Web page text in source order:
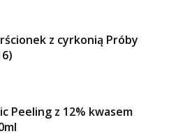
z cyrkonią Próby
Peeling z 12% kwasem